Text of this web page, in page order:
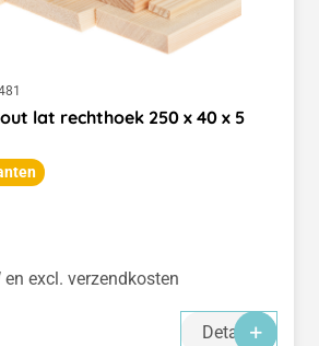
lat rechthoek 250 x 40 x 5
excl. verzendkosten
Details